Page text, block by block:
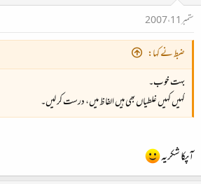
ستمبر 11، 2007
ضبط نے کہا:
بہت خوب۔
کہیں کہیں غلطیاں بھی ہیں الفاظ میں، درست کر لیں۔
آپکا شکریہ